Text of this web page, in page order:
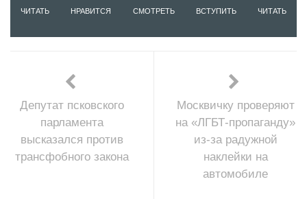
ЧИТАТЬ НРАВИТСЯ СМОТРЕТЬ ВСТУПИТЬ ЧИТАТЬ
Депутат псковского
парламента
высказался против
трансфобного закона
Москвичку проверяют
на «ЛГБТ-пропаганду»
из-за радужной
наклейки на
автомобиле